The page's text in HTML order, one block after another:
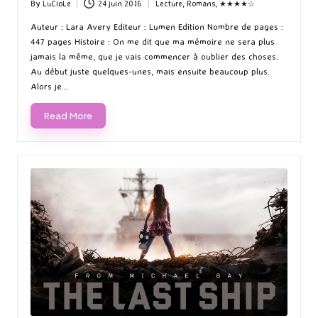
Posted
by
By LuCioLe 24 juin 2016
Posted
in
Lecture Romans, ★★★★☆
Auteur : Lara Avery Editeur : Lumen Edition Nombre de pages :
447 pages Histoire : On me dit que ma mémoire ne sera plus
jamais la même, que je vais commencer à oublier des choses.
Au début juste quelques-unes, mais ensuite beaucoup plus.
Alors je…
Read More